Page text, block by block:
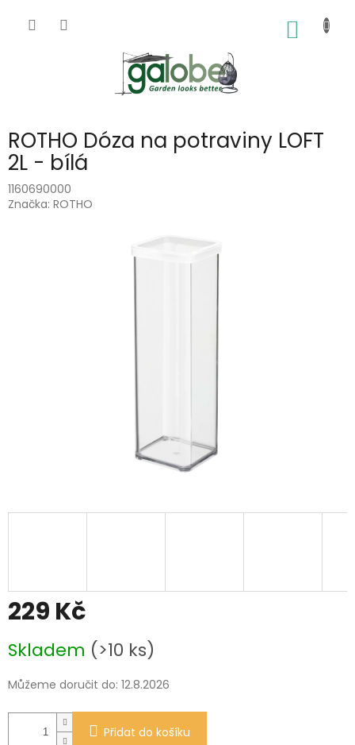
ROTHO Dóza na potraviny LOFT
2L - bílá
1160690000
Značka: ROTHO
229 Kč
cena:
Skladem (>10 ks)
Můžeme doručit do: 12.8.2026
Přidat do košíku